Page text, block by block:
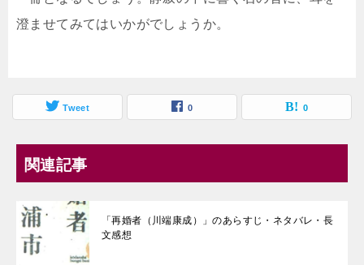
澄ませてみてはいかがでしょうか。
Tweet 0 0
関連記事
「再婚者（川端康成）」のあらすじ・ネタバレ・長
文感想